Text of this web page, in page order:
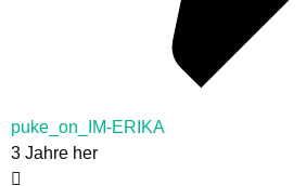
puke_on_IM-ERIKA
3 Jahre her